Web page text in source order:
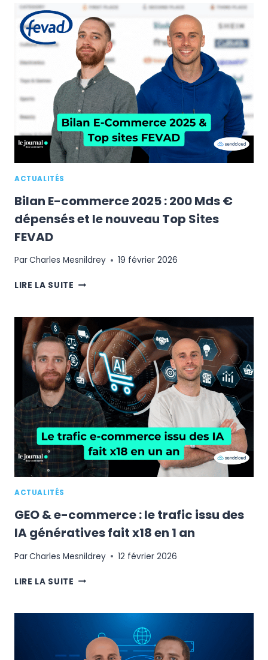
2026
DANS
LE
MONDE
:
NOTRE
ÉTAT
DES
LIEUX
ACTUALITÉS
Bilan E-commerce 2025 : 200 Mds €
dépensés et le nouveau Top Sites
FEVAD
ParCharles Mesnildrey 19 février 2026
LIRE LA SUITE BILAN
2025
:
200
MDS
€
DÉPENSÉS
ET
LE
NOUVEAU
TOP
SITES
FEVAD
ACTUALITÉS
GEO & e-commerce : le trafic issu des
IA génératives fait x18 en 1 an
ParCharles Mesnildrey 12 février 2026
LIRE LA SUITE GEO
COMMERCE
TRAFIC